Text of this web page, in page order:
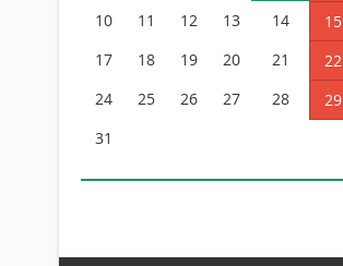
10
11 12 13 14 15
17
18 19 20 21 22
24
25 26 27 28 29
31